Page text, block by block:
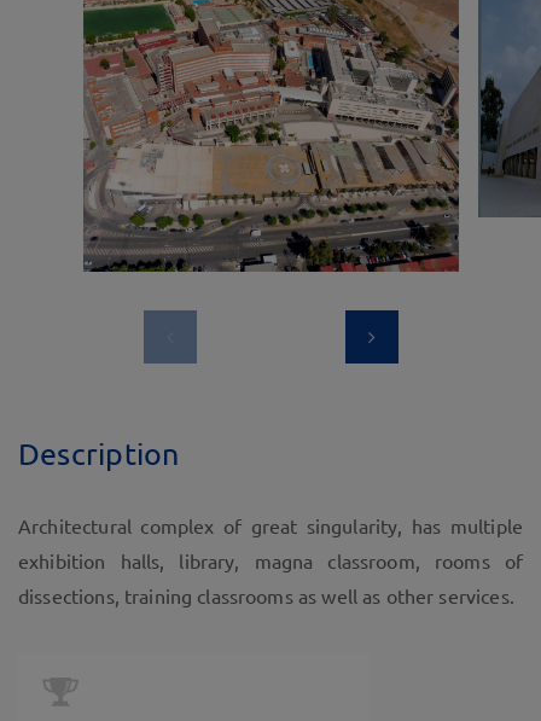
Description
Architectural complex of great singularity, has multiple
exhibition halls, library, magna classroom, rooms of
dissections, training classrooms as well as other services.